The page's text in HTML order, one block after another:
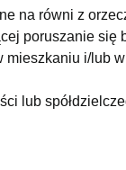
na równi z
poruszanie się
mieszkaniu i/lub
lub